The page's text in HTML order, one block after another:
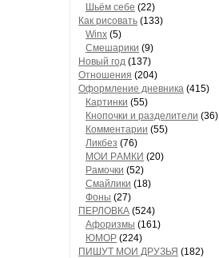
Шьём себе (22)
Как рисовать (133)
Winx (5)
Смешарики (9)
Новый год (137)
Отношения (204)
Оформление дневника (415)
Кaртинки (55)
Кнопочки и рaзделители (36)
Комментaрии (55)
Ликбез (76)
МОИ РAМКИ (20)
Рaмочки (52)
Смaйлики (18)
Фоны (27)
ПЕРЛОВКА (524)
Aфоризмы (161)
ЮМОР (224)
ПИШУТ МОИ ДРУЗЬЯ (182)